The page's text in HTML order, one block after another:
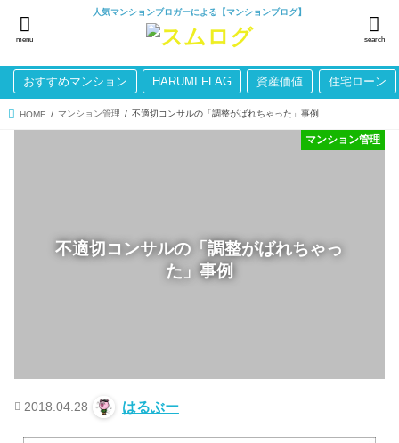
人気マンションブロガーによる【マンションブログ】
search
menu
おすすめマンション HARUMI FLAG 資産価値 住宅ローン
HOME マンション管理 不適切コンサルの「調整がばれちゃった」事例
不適切コンサルの「調整がばれちゃっ
た」事例
マンション管理
2018.04.28 はるぶー